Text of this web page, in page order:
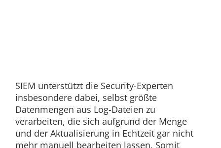
SIEM unterstützt die Security-Experten
insbesondere dabei, selbst größte
Datenmengen aus Log-Dateien zu
verarbeiten, die sich aufgrund der Menge
und der Aktualisierung in Echtzeit gar nicht
mehr manuell bearbeiten lassen. Somit